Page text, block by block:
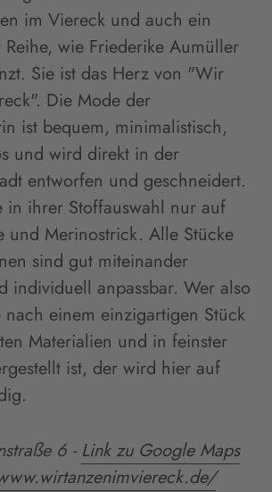
im Viereck und auch ein
wie Friederike Aumüller
Sie ist das Herz von "Wir
Die Mode der
ist bequem, minimalistisch,
und wird direkt in der
entworfen und geschneidert.
in ihrer Stoffauswahl nur auf
und Merinostrick. Alle Stücke
sind gut miteinander
individuell anpassbar. Wer also
einem einzigartigen Stück
Materialien und in feinster
ist, der wird hier auf
6 - Link zu Google Maps